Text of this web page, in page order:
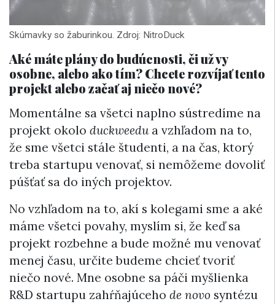
Skúmavky so žaburinkou. Zdroj: NitroDuck
Aké máte plány do budúcnosti, či už vy
osobne, alebo ako tím? Chcete rozvíjať tento
projekt alebo začať aj niečo nové?
Momentálne sa všetci naplno sústredíme na
projekt okolo duckweedua vzhľadom na to,
že sme všetci stále študenti, a na čas, ktorý
treba startupu venovať, si nemôžeme dovoliť
púšťať sa do iných projektov.
No vzhľadom na to, akí s kolegami sme a aké
máme všetci povahy, myslím si, že keď sa
projekt rozbehne a bude možné mu venovať
menej času, určite budeme chcieť tvoriť
niečo nové. Mne osobne sa páči myšlienka
R&D startupu zahŕňajúceho de novo syntézu